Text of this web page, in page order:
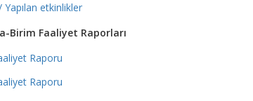
Yapılan etkinlikler
Birim Faaliyet Raporları
Raporu
Raporu